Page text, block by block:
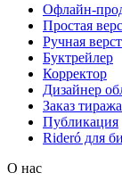
Офлайн-
Простая
Ручная
Буктрейлер
Корректор
Дизайнер
Заказ тиража
Публикация
Rideró для
О нас